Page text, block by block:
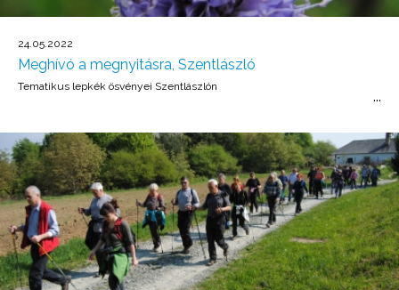
24.05.2022
Meghívó a megnyitásra, Szentlászló
Tematikus lepkék ösvényei Szentlászlón